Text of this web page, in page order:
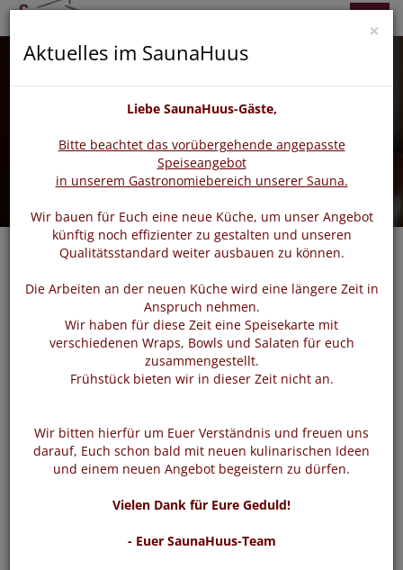
zurück
Login
Bitte loggen Sie sich mit dem untenstehenden Formular
Die mit * gekennzeichneten Felder sind Pflichtfelder
×
Aktuelles im SaunaHuus
Liebe SaunaHuus-Gäste,
Bitte beachtet das vorübergehende angepasste
Speiseangebot
in unserem Gastronomiebereich unserer Sauna.
Wir bauen für Euch eine neue Küche, um unser Angebot
künftig noch effizienter zu gestalten und unseren
Qualitätsstandard weiter ausbauen zu können.
Die Arbeiten an der neuen Küche wird eine längere Zeit in
Anspruch nehmen.
Wir haben für diese Zeit eine Speisekarte mit
verschiedenen Wraps, Bowls und Salaten für euch
zusammengestellt.
Frühstück bieten wir in dieser Zeit nicht an.
Wir bitten hierfür um Euer Verständnis und freuen uns
darauf, Euch schon bald mit neuen kulinarischen Ideen
und einem neuen Angebot begeistern zu dürfen.
Vielen Dank für Eure Geduld!
- Euer SaunaHuus-Team